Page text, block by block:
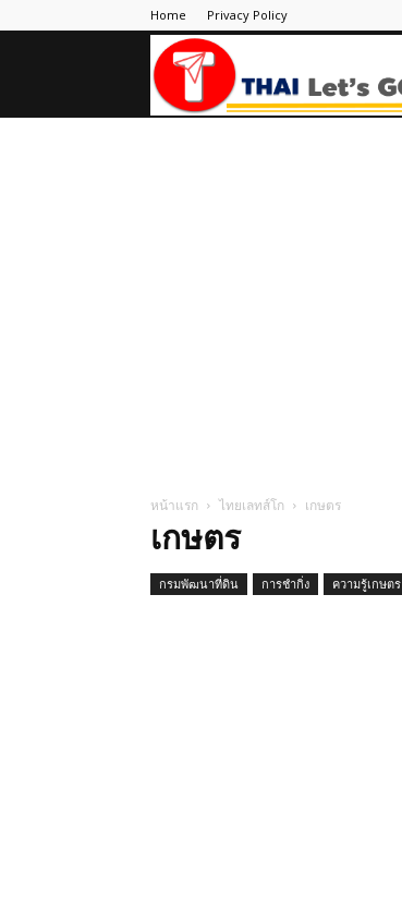
Home Privacy Policy
หน้าแรก ไทยเลทส์โก เกษตร
เกษตร
กรมพัฒนาที่ดิน การชำกิ่ง ความรู้เกษตร